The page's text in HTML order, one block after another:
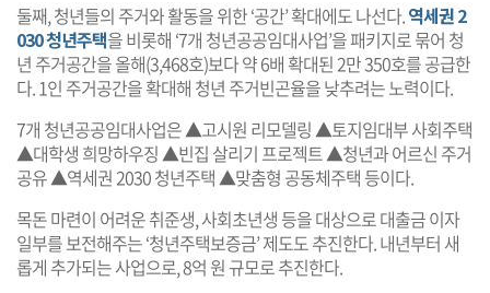
둘째, 청년들의 주거와 활동을 위한 ‘공간’ 확대에도 나선다.역세권 2
030 청년주택을 비롯해 ‘7개 청년공공임대사업’을 패키지로 묶어 청
년 주거공간을 올해(3,468호)보다 약 6배 확대된 2만 350호를 공급한
다. 1인 주거공간을 확대해 청년 주거빈곤율을 낮추려는 노력이다.
7개 청년공공임대사업은 ▲고시원 리모델링 ▲토지임대부 사회주택
▲대학생 희망하우징 ▲빈집 살리기 프로젝트 ▲청년과 어르신 주거
공유 ▲역세권 2030 청년주택 ▲맞춤형 공동체주택 등이다.
목돈 마련이 어려운 취준생, 사회초년생 등을 대상으로 대출금 이자
일부를 보전해주는 ‘청년주택보증금’ 제도도 추진한다. 내년부터 새
롭게 추가되는 사업으로, 8억 원 규모로 추진한다.